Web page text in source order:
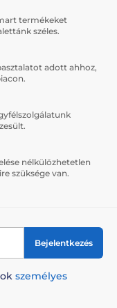
termékeket
széles.
adott ahhoz,
nélkülözhetetlen
szüksége van.
Bejelentkezés
személyes